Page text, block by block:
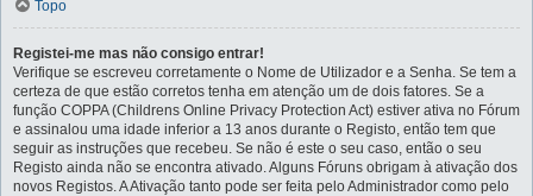
Topo
Registei-me mas não consigo entrar!
Verifique se escreveu corretamente o Nome de Utilizador e a Senha. Se tem a
certeza de que estão corretos tenha em atenção um de dois fatores. Se a
função COPPA (Childrens Online Privacy Protection Act) estiver ativa no Fórum
e assinalou uma idade inferior a 13 anos durante o Registo, então tem que
seguir as instruções que recebeu. Se não é este o seu caso, então o seu
Registo ainda não se encontra ativado. Alguns Fóruns obrigam à ativação dos
novos Registos. A Ativação tanto pode ser feita pelo Administrador como pelo